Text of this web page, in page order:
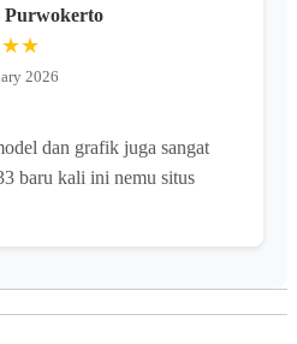
Purwokerto
2026
dan grafik juga sangat
baru kali ini nemu situs